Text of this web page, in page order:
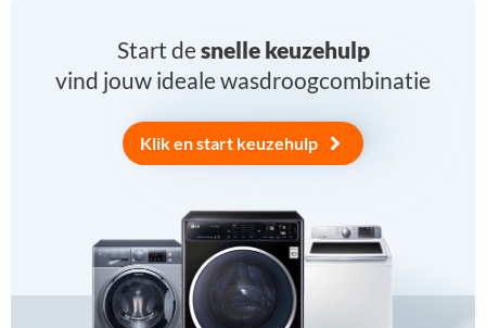
Start desnelle keuzehulp
vind jouw ideale wasdroogcombinatie
Klik en start keuzehulp